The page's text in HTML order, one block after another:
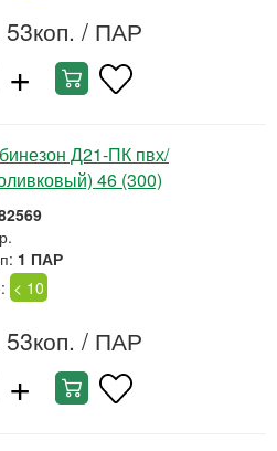
/ ПАР
+
Д21-ПК пвх/
46 (300)
1 ПАР
< 10
/ ПАР
+